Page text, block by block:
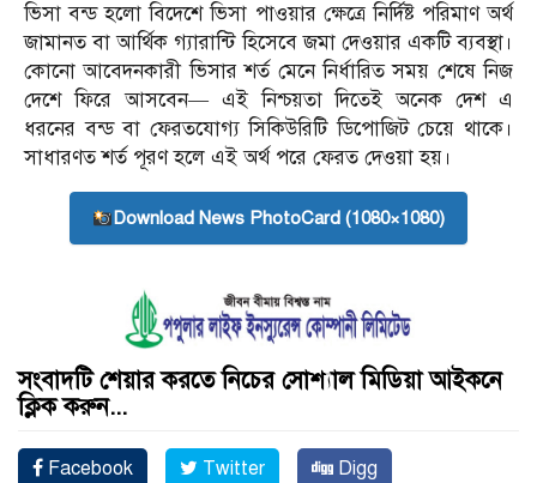
ভিসা বন্ড হলো বিদেশে ভিসা পাওয়ার ক্ষেত্রে নির্দিষ্ট পরিমাণ অর্থ
জামানত বা আর্থিক গ্যারান্টি হিসেবে জমা দেওয়ার একটি ব্যবস্থা।
কোনো আবেদনকারী ভিসার শর্ত মেনে নির্ধারিত সময় শেষে নিজ
দেশে ফিরে আসবেন— এই নিশ্চয়তা দিতেই অনেক দেশ এ
ধরনের বন্ড বা ফেরতযোগ্য সিকিউরিটি ডিপোজিট চেয়ে থাকে।
সাধারণত শর্ত পূরণ হলে এই অর্থ পরে ফেরত দেওয়া হয়।
Download News PhotoCard (1080×1080)
সংবাদটি শেয়ার করতে নিচের সোশ্যাল মিডিয়া আইকনে
ক্লিক করুন...
Facebook Twitter Digg